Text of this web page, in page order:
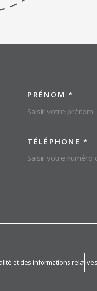
PRÉNOM *
TÉLÉPHONE *
et des informations